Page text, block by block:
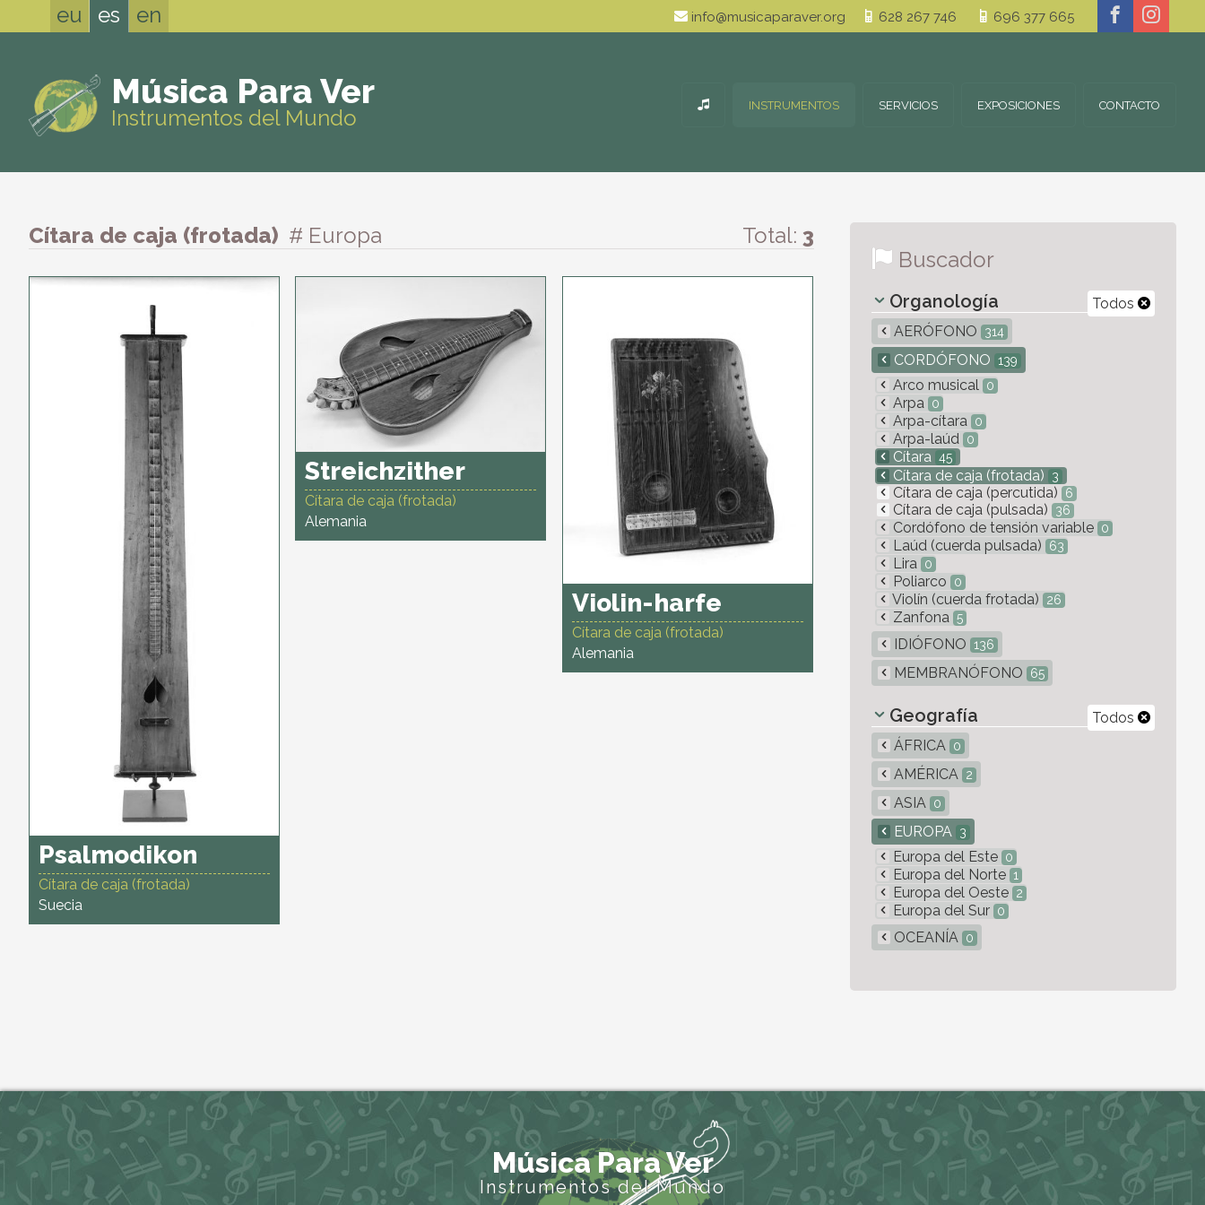
eu es en info@musicaparaver.org 628 267 746 696 377 665
Música Para Ver
Instrumentos del Mundo INSTRUMENTOS SERVICIOS EXPOSICIONES CONTACTO
Cítara de caja (frotada) # Europa Total: 3
Psalmodikon
Cítara de caja (frotada)
Suecia
Streichzither
Cítara de caja (frotada)
Alemania
Violin-harfe
Cítara de caja (frotada)
Alemania
Buscador
Todos
Organología
AERÓFONO 314
CORDÓFONO 139
Arco musical 0
Arpa 0
Arpa-cítara 0
Arpa-laúd 0
Cítara 45
Cítara de caja (frotada) 3
Cítara de caja (percutida) 6
Cítara de caja (pulsada) 36
Cordófono de tensión variable 0
Laúd (cuerda pulsada) 63
Lira 0
Poliarco 0
Violín (cuerda frotada) 26
Zanfona 5
IDIÓFONO 136
MEMBRANÓFONO 65
Todos
Geografía
ÁFRICA 0
AMÉRICA 2
ASIA 0
EUROPA 3
Europa del Este 0
Europa del Norte 1
Europa del Oeste 2
Europa del Sur 0
OCEANÍA 0
Música Para Ver
Instrumentos del Mundo